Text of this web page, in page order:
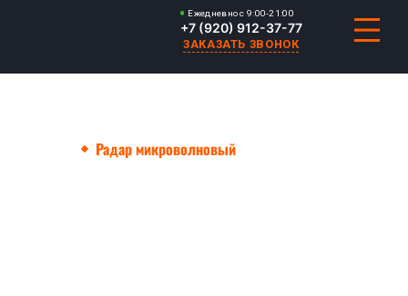
Ежедневно с 9:00-21:00
+7 (920) 912-37-77
ЗАКАЗАТЬ ЗВОНОК
Радар микроволновый